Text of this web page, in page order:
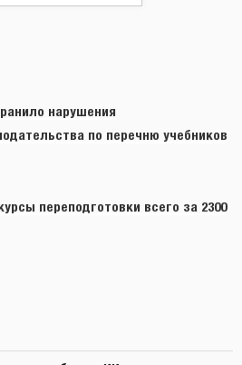
нарушения
по перечню учебников
переподготовки всего за 2300